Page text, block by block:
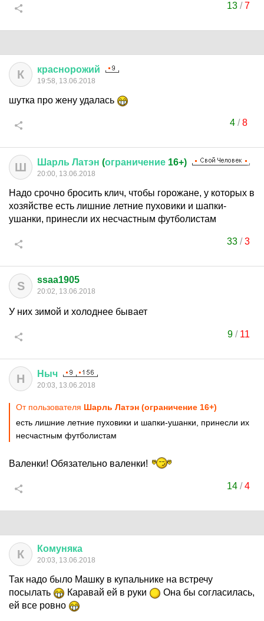
13 /7
К краснорожий
19:58, 13.06.2018
шутка про жену удалась
4/8
Ш Шарль Латэн (ограничение 16+)
20:00, 13.06.2018
Надо срочно бросить клич, чтобы горожане, у которых в
хозяйстве есть лишние летние пуховики и шапки-
ушанки, принесли их несчастным футболистам
33 /3
S ssaa1905
20:02, 13.06.2018
У них зимой и холоднее бывает
9/ 11
Н Ныч
20:03, 13.06.2018
От пользователя Шарль Латэн (ограничение 16+)
есть лишние летние пуховики и шапки-ушанки, принесли их
несчастным футболистам
Валенки! Обязательно валенки!
14 /4
К Комуняка
20:03, 13.06.2018
Так надо было Машку в купальнике на встречу
посылать
Каравай ей в руки
Она бы согласилась,
ей все ровно